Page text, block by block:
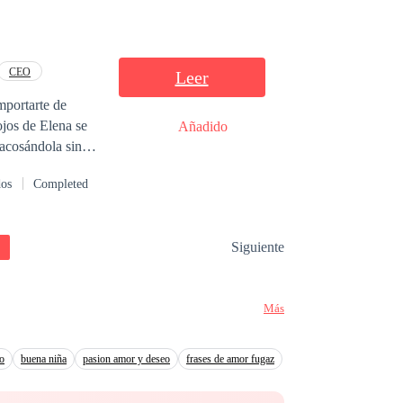
o histórico
e o
barreiras
de todos
verdadeiro
CEO
de
de Elena se
civil a
Completed
Leer
Añadido
Siguiente
Más
buena niña pasion amor y deseo frases de amor fugaz